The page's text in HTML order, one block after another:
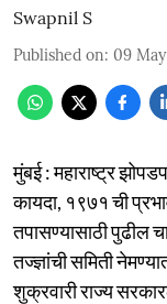
Swapnil S
Published on: 09
मुंबई : महाराष्ट्र
कायदा, १९७१ ची
तपासण्यासाठी पुढील
तज्ज्ञांची समिती
शुक्रवारी राज्य